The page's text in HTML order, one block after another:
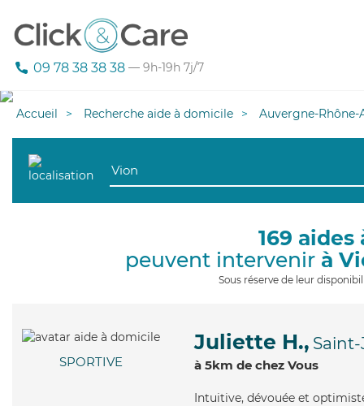
09 78 38 38 38 — 9h-19h 7j/7
Accueil Recherche aide à domicile Auvergne-Rhône-
169
peuvent intervenir à
Sous réserve de leur
SPORTIVE
Juliette H.,
à 5km de chez Vous
Intuitive, dévouée et